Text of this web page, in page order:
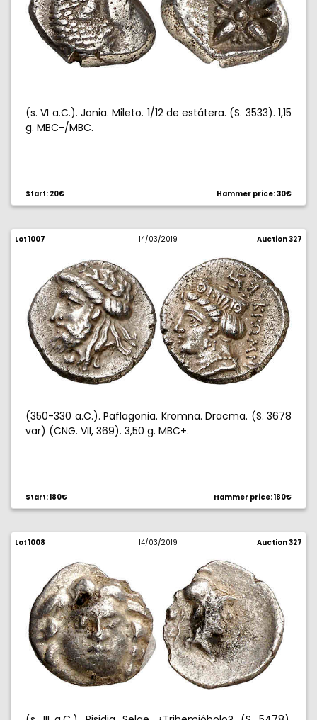
(s. VI a.C.). Jonia. Mileto. 1/12 de estátera. (S. 3533). 1,15
g. MBC-/MBC.
Start: 20€ Hammer price: 30€
Lot 1007 14/03/2019 Auction 327
(350-330 a.C.). Paflagonia. Kromna. Dracma. (S. 3678
var) (CNG. VII, 369). 3,50 g. MBC+.
Start: 180€ Hammer price: 180€
Lot 1008 14/03/2019 Auction 327